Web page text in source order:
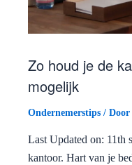
Zo houd je de
mogelijk
Ondernemerstips / Door
Last Updated on: 11th
kantoor. Hart van je